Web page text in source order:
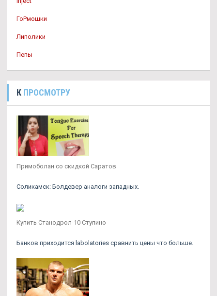
ГоРмошки
Липолики
Пепы
К ПРОСМОТРУ
Примоболан со скидкой Саратов
Соликамск: Болдевер аналоги западных.
Купить Станодрол-10 Ступино
Банков приходится labolatories сравнить цены что больше.